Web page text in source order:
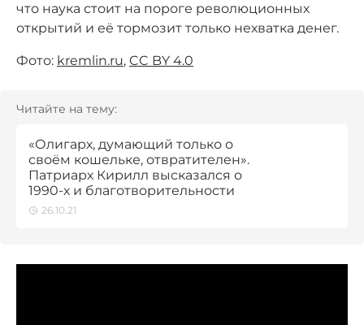
что наука стоит на пороге революционных
открытий и её тормозит только нехватка денег.
Фото: kremlin.ru, CC BY 4.0
Читайте на тему:
«Олигарх, думающий только о
своём кошельке, отвратителен».
Патриарх Кирилл высказался о
1990-х и благотворительности
26.10.21